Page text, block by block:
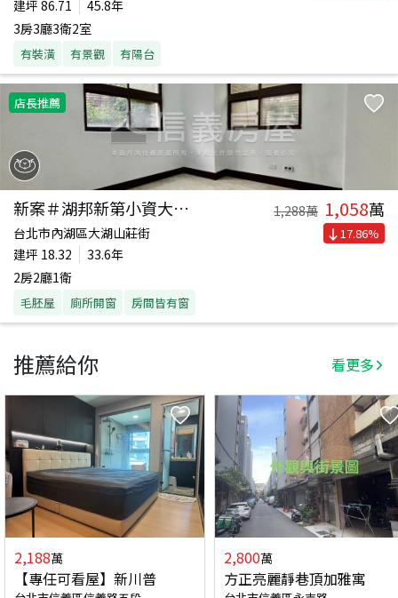
建坪 86.71
45.8年
3房3廳3衛2室
有裝潢 有景觀 有陽台
店長推薦
新案＃湖邦新第小資大空間 1,288萬 1,058萬
台北市內湖區大湖山莊街
建坪 18.32
33.6年
2房2廳1衛
毛胚屋 廁所開窗 房間皆有窗
17.86%
推薦給你 看更多
2,188萬
【專任可看屋】新川普
2,800萬
方正亮麗靜巷頂加雅寓